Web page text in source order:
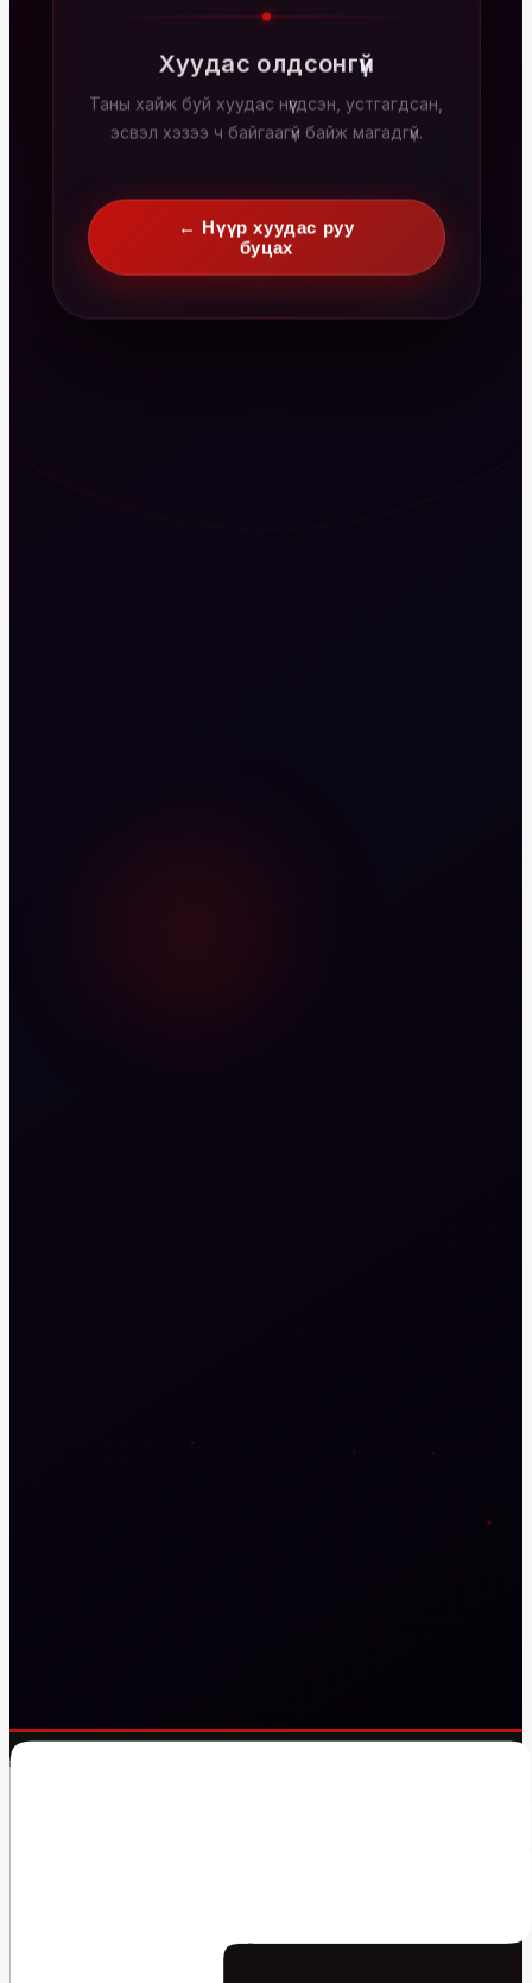
Хуудас олдсонгүй
Таны хайж буй хуудас нүүгдсэн, устгагдсан,
эсвэл хэзээ ч байгаагүй байж магадгүй.
← Нүүр хуудас руу
буцах